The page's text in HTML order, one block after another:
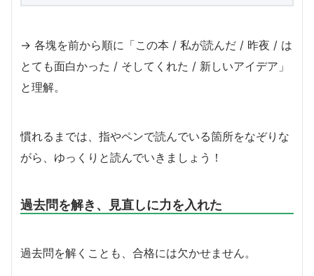
→ 各塊を前から順に「この本 / 私が読んだ / 昨夜 / は
とても面白かった / そしてくれた / 新しいアイデア」
と理解。
慣れるまでは、指やペンで読んでいる箇所をなぞりな
がら、ゆっくりと読んでいきましょう！
過去問を解き、見直しに力を入れた
過去問を解くことも、合格には欠かせません。